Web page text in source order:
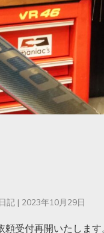
日記 | 2023年10月29日
受付再開いたします。